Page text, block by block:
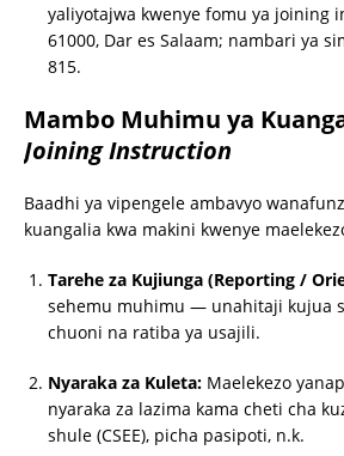
yaliyotajwa kwenye fomu ya joining
61000, Dar es Salaam; nambari ya
815.
Mambo Muhimu ya
Joining Instruction
Baadhi ya vipengele ambavyo
kuangalia kwa makini kwenye
Tarehe za Kujiunga (Reporting /
sehemu muhimu — unahitaji kujua
chuoni na ratiba ya usajili.
Nyaraka za Kuleta: Maelekezo
nyaraka za lazima kama cheti cha
shule (CSEE), picha pasipoti, n.k.